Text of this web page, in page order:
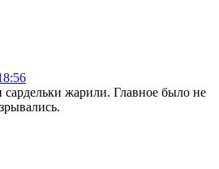
жарили. Главное было не